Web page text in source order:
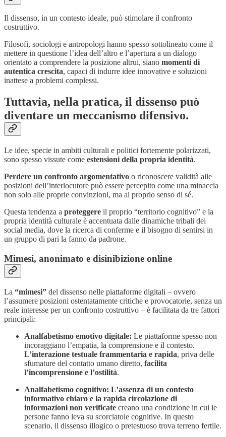
Il dissenso, in un contesto ideale, può stimolare il confronto
costruttivo.
Filosofi, sociologi e antropologi hanno spesso sottolineato come il
mettere in questione l’idea dell’altro e l’apertura a un dialogo
orientato a comprendere la posizione altrui, siano momenti di
autentica crescita, capaci di indurre idee innovative e soluzioni
inattese a problemi complessi.
Tuttavia, nella pratica, il dissenso può
diventare un meccanismo difensivo.
Le idee, specie in ambiti culturali e politici fortemente polarizzati,
sono spesso vissute come estensioni della propria identità.
Perdere un confronto argomentativo o riconoscere validità alle
posizioni dell’interlocutore può essere percepito come una minaccia
non solo alle proprie convinzioni, ma al proprio senso di sé.
Questa tendenza a proteggere il proprio “territorio cognitivo” e la
propria identità culturale è accentuata dalle dinamiche tribali dei
social media, dove la ricerca di conferme e il bisogno di sentirsi in
un gruppo di pari la fanno da padrone.
Mimesi, anonimato e disinibizione online
La “mimesi” del dissenso nelle piattaforme digitali – ovvero
l’assumere posizioni ostentatamente critiche e provocatorie, senza un
reale interesse per un confronto costruttivo – è facilitata da tre fattori
principali:
Analfabetismo emotivo digitale: Le piattaforme spesso non
incoraggiano l’empatia, la comprensione e il contesto.
L’interazione testuale frammentaria e rapida, priva delle
sfumature del contatto umano diretto, facilita
l’incomprensione e l’ostilità.
Analfabetismo cognitivo: L’assenza di un contesto
informativo chiaro e la rapida circolazione di
informazioni non verificate creano una condizione in cui le
persone fanno leva su scorciatoie cognitive. In questo
scenario, il dissenso illogico o pretestuoso trova terreno fertile.